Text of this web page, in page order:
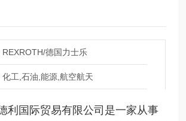
REXROTH/德国力士乐
化工,石油,能源,航空航天
国际贸易有限公司是一家从事